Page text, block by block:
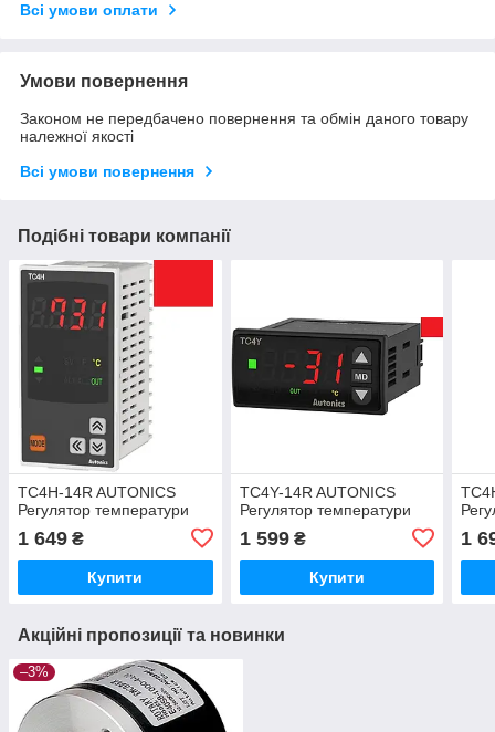
Всі умови оплати
Умови повернення
Законом не передбачено повернення та обмін даного товару
належної якості
Всі умови повернення
Подібні товари компанії
TC4H-14R AUTONICS
Регулятор температури
1 649 ₴
Купити
TC4Y-14R AUTONICS
Регулятор температури
1 599₴
Купити
1
Акційні пропозиції та новинки
–3%